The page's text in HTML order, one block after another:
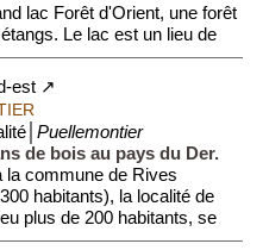
lac Forêt d'Orient, une forêt
Le lac est un lieu de
est ↗
Puellemontier
de bois au pays du Der.
la commune de Rives
habitants), la localité de
plus de 200 habitants, se